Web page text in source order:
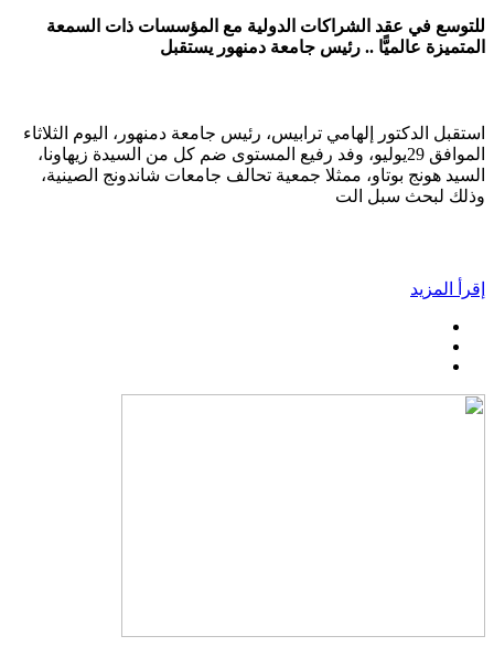
للتوسع في عقد الشراكات الدولية مع المؤسسات ذات السمعة
المتميزة عالميًّا .. رئيس جامعة دمنهور يستقبل
استقبل الدكتور إلهامي ترابيس، رئيس جامعة دمنهور، اليوم الثلاثاء
الموافق 29يوليو، وفد رفيع المستوى ضم كل من السيدة زيهاونا،
السيد هونج بوتاو، ممثلا جمعية تحالف جامعات شاندونج الصينية،
وذلك لبحث سبل الت
إقرأ المزيد